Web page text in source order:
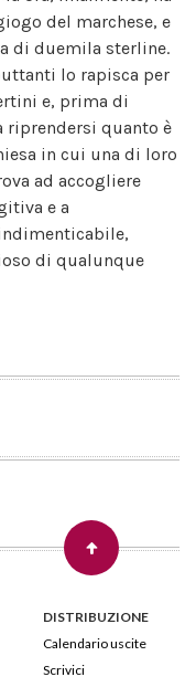
del marchese, e
di duemila sterline.
lo rapisca per
e, prima di
riprendersi quanto è
in cui una di loro
ad accogliere
e a
di qualunque
DISTRIBUZIONE
Calendario uscite
Scrivici